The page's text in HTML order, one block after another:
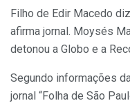
Filho de Edir Macedo
afirma jornal. Moysés
detonou a Globo e a
Segundo informações
jornal “Folha de São